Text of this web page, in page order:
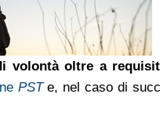
volontà oltre a
PSTe, nel caso di